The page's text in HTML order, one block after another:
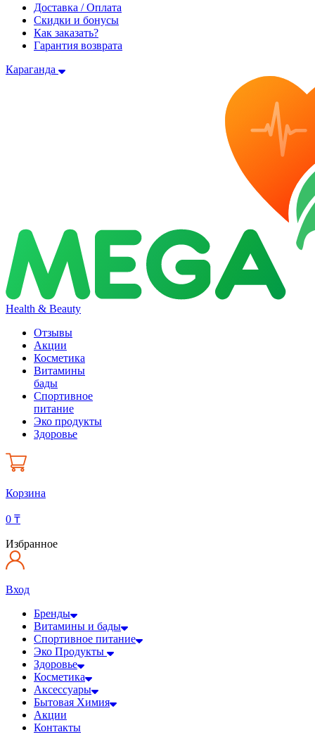
Доставка / Оплата
Скидки и бонусы
Как заказать?
Гарантия возврата
Караганда
Health & Beauty
Отзывы
Акции
Косметика
Витамины
бады
Спортивное
питание
Эко продукты
Здоровье
Корзина
0 ₸
Избранное
Вход
Бренды
Витамины и бады
Спортивное питание
Эко Продукты
Здоровье
Косметика
Аксессуары
Бытовая Химия
Акции
Контакты